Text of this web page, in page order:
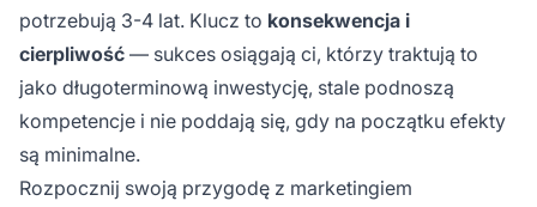
potrzebują 3-4 lat. Klucz to konsekwencja i
cierpliwość — sukces osiągają ci, którzy traktują to
jako długoterminową inwestycję, stale podnoszą
kompetencje i nie poddają się, gdy na początku efekty
są minimalne.
Rozpocznij swoją przygodę z marketingiem